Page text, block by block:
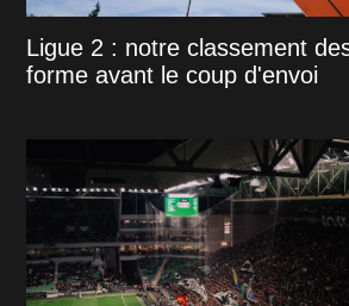
Ligue 2 : notre classement
forme avant le coup d'envoi